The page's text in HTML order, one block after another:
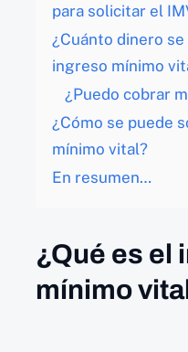
para solicitar el
¿Cuánto dinero
ingreso mínimo
¿Puedo cobrar
¿Cómo se puede
mínimo vital?
En resumen…
¿Qué es el
mínimo